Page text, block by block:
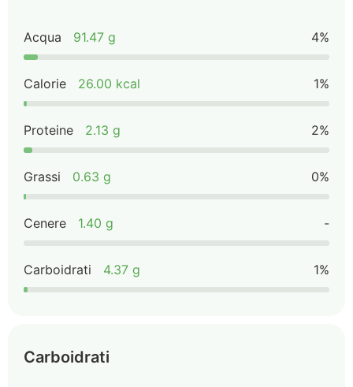
Acqua 91.47 g 4%
Calorie 26.00 kcal 1%
Proteine 2.13 g 2%
Grassi 0.63 g 0%
Cenere 1.40 g -
Carboidrati 4.37 g 1%
Carboidrati